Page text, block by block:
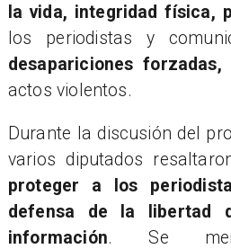
la vida, integridad física,
los periodistas y
desapariciones forzadas,
actos violentos.
​Durante la discusión del
varios diputados
proteger a los
defensa de la libertad
información. Se